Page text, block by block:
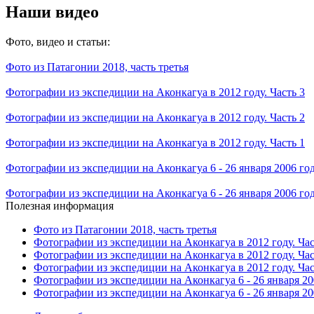
Наши видео
Фото, видео и статьи:
Фото из Патагонии 2018, часть третья
Фотографии из экспедиции на Аконкагуа в 2012 году. Часть 3
Фотографии из экспедиции на Аконкагуа в 2012 году. Часть 2
Фотографии из экспедиции на Аконкагуа в 2012 году. Часть 1
Фотографии из экспедиции на Аконкагуа 6 - 26 января 2006
Фотографии из экспедиции на Аконкагуа 6 - 26 января 2006
Полезная информация
Фото из Патагонии 2018, часть третья
Фотографии из экспедиции на Аконкагуа в 2012 году.
Фотографии из экспедиции на Аконкагуа в 2012 году.
Фотографии из экспедиции на Аконкагуа в 2012 году.
Фотографии из экспедиции на Аконкагуа 6 - 26 января
Фотографии из экспедиции на Аконкагуа 6 - 26 января